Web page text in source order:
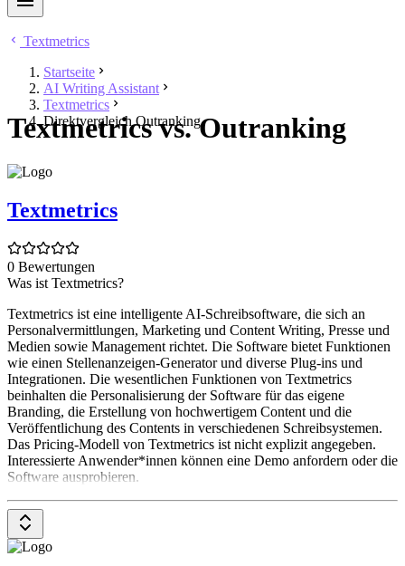
Textmetrics
Startseite
AI Writing Assistant
Textmetrics
Direktvergleich Outranking
Textmetrics vs. Outranking
Textmetrics
0 Bewertungen
Was ist Textmetrics?
Textmetrics ist eine intelligente AI-Schreibsoftware, die sich an
Personalvermittlungen, Marketing und Content Writing, Presse und
Medien sowie Management richtet. Die Software bietet Funktionen
wie einen Stellenanzeigen-Generator und diverse Plug-ins und
Integrationen. Die wesentlichen Funktionen von Textmetrics
beinhalten die Personalisierung der Software für das eigene
Branding, die Erstellung von hochwertigem Content und die
Veröffentlichung des Contents in verschiedenen Schreibsystemen.
Das Pricing-Modell von Textmetrics ist nicht explizit angegeben.
Interessierte Anwender*innen können eine Demo anfordern oder die
Software ausprobieren.